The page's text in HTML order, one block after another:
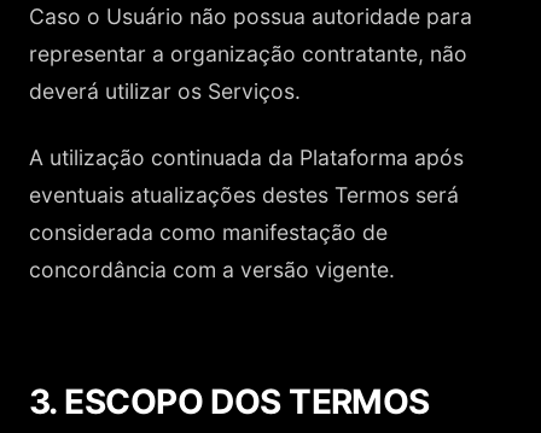
Caso o Usuário não possua autoridade para
representar a organização contratante, não
deverá utilizar os Serviços.
A utilização continuada da Plataforma após
eventuais atualizações destes Termos será
considerada como manifestação de
concordância com a versão vigente.
3. ESCOPO DOS TERMOS